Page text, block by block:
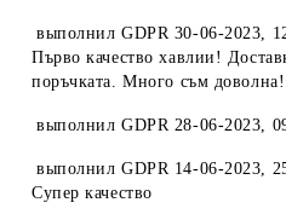
выполнилGDPR 30-06-2023,
Първо качество хавлии!
поръчката. Много съм доволна!
выполнилGDPR 28-06-2023,
выполнилGDPR 14-06-2023,
Супер качество